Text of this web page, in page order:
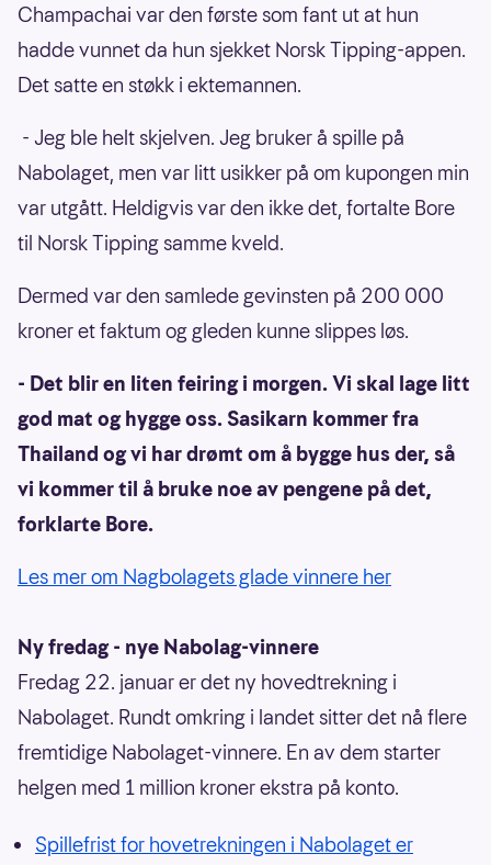
Champachai var den første som fant ut at hun
hadde vunnet da hun sjekket Norsk Tipping-appen.
Det satte en støkk i ektemannen.
- Jeg ble helt skjelven. Jeg bruker å spille på
Nabolaget, men var litt usikker på om kupongen min
var utgått. Heldigvis var den ikke det, fortalte Bore
til Norsk Tipping samme kveld.
Dermed var den samlede gevinsten på 200 000
kroner et faktum og gleden kunne slippes løs.
- Det blir en liten feiring i morgen. Vi skal lage litt
god mat og hygge oss. Sasikarn kommer fra
Thailand og vi har drømt om å bygge hus der, så
vi kommer til å bruke noe av pengene på det,
forklarte Bore.
Les mer om Nagbolagets glade vinnere her
Ny fredag - nye Nabolag-vinnere
Fredag 22. januar er det ny hovedtrekning i
Nabolaget. Rundt omkring i landet sitter det nå flere
fremtidige Nabolaget-vinnere. En av dem starter
helgen med 1 million kroner ekstra på konto.
Spillefrist for hovetrekningen i Nabolaget er